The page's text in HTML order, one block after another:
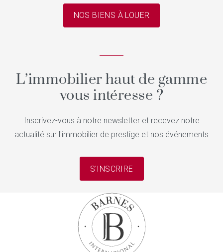
NOS BIENS À LOUER
L’immobilier haut de gamme
vous intéresse ?
Inscrivez-vous à notre newsletter et recevez notre
actualité sur l'immobilier de prestige et nos événements
S'INSCRIRE